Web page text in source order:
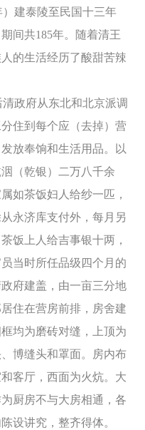
建泰陵至民国十三年
间共185年。随着清王
的生活经历了酸甜苦辣
政府从东北和北京派调
住到每个应（去掉）营
放奉饷和生活用品。以
（乾银）二万八千余
如茶饭妇人给纱一匹，
永济库支付外，每月另
饭上人给吉事银十两，
当时所任品级四个月的
府建盖，由一亩三分地
住在营房前排，房舍建
均为磨砖对缝，上顶为
博缝头和罩面。房内布
客厅，西面为火炕。大
厨房不与大房相通，各
设讲究，整齐得体。